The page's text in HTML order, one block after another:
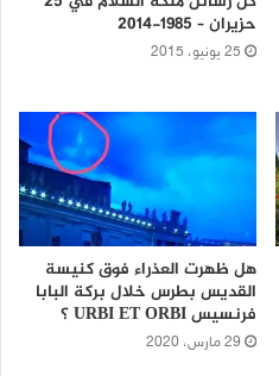
حزيران – 1985-2014
25 يونيو، 2015
هل ظهرت العذراء فوق كنيسة
القديس بطرس خلال بركة البابا
فرنسيس URBI ET ORBI ؟
29 مارس، 2020